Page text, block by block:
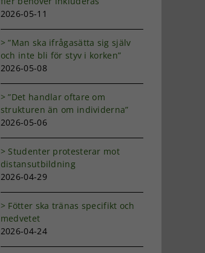
2026-05-11
”Man ska ifrågasätta sig själv
och inte bli för styv i korken”
2026-05-08
”Det handlar oftare om
strukturen än om individerna”
2026-05-06
Studenter protesterar mot
distansutbildning
2026-04-29
Fötter ska tränas specifikt och
medvetet
2026-04-24